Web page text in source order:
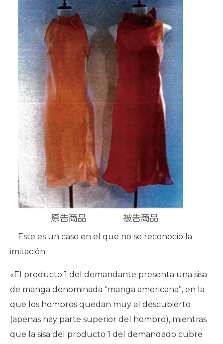
Este es un caso en el que no se reconoció la
imitación.
«El producto 1 del demandante presenta una sisa
de manga denominada “manga americana”, en la
que los hombros quedan muy al descubierto
(apenas hay parte superior del hombro), mientras
que la sisa del producto 1 del demandado cubre